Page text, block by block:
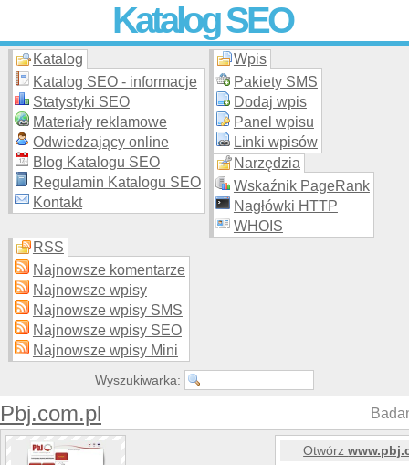
Katalog SEO
Skuteczna i promocja stron WWW –
moderowanego katalogu za darmo!
Katalog
Katalog SEO - informacje
Statystyki SEO
Materiały reklamowe
Odwiedzający online
Blog Katalogu SEO
Regulamin Katalogu SEO
Kontakt
Wpis
Pakiety SMS
Dodaj wpis
Panel wpisu
Linki wpisów
Narzędzia
Wskaźnik PageRank
Nagłówki HTTP
WHOIS
RSS
Najnowsze komentarze
Najnowsze wpisy
Najnowsze wpisy SMS
Najnowsze wpisy SEO
Najnowsze wpisy Mini
Wyszukiwarka:
Pbj.com.pl
Otwórz